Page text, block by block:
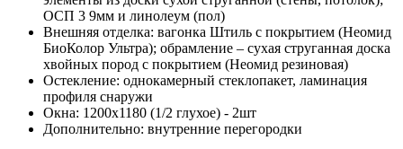
ОСП 3 9мм и линолеум (пол)
Внешняя отделка: вагонка Штиль с покрытием (Неомид
БиоКолор Ультра); обрамление – сухая струганная доска
хвойных пород с покрытием (Неомид резиновая)
Остекление: однокамерный стеклопакет, ламинация
профиля снаружи
Окна: 1200х1180 (1/2 глухое) - 2шт
Дополнительно: внутренние перегородки